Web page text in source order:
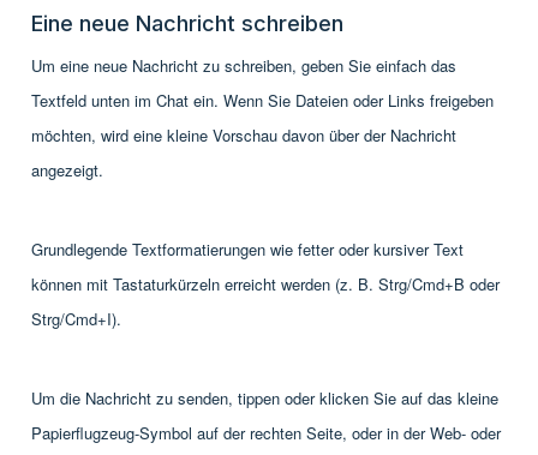
Eine neue Nachricht schreiben
Um eine neue Nachricht zu schreiben, geben Sie einfach das
Textfeld unten im Chat ein. Wenn Sie Dateien oder Links freigeben
möchten, wird eine kleine Vorschau davon über der Nachricht
angezeigt.
Grundlegende Textformatierungen wie fetter oder kursiver Text
können mit Tastaturkürzeln erreicht werden (z. B. Strg/Cmd+B oder
Strg/Cmd+I).
Um die Nachricht zu senden, tippen oder klicken Sie auf das kleine
Papierflugzeug-Symbol auf der rechten Seite, oder in der Web- oder